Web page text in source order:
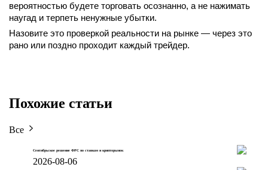
вероятностью будете торговать осознанно, а не нажимать
наугад и терпеть ненужные убытки.
Назовите это проверкой реальности на рынке — через это
рано или поздно проходит каждый трейдер.
Похожие статьи
Все
Сентябрьское решение ФРС по ставкам и крипторынок
2026-08-06